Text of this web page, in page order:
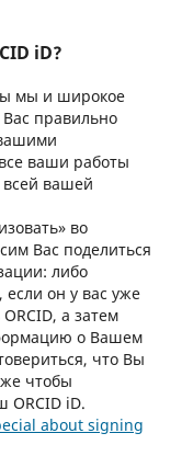
iD?
мы и широкое
правильно
ваши работы
всей вашей
во
Вас поделиться
либо
если он у вас уже
а затем
о Вашем
что Вы
чтобы
ORCID iD.
about signing